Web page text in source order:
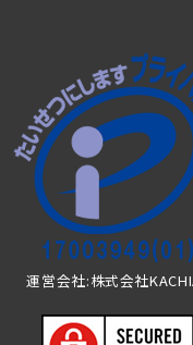
運営会社:株式会社